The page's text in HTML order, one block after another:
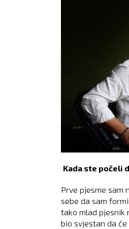
Kada ste počeli
Prve pjesme sam
sebe da sam
tako mlad pjesnik
bio svjestan da